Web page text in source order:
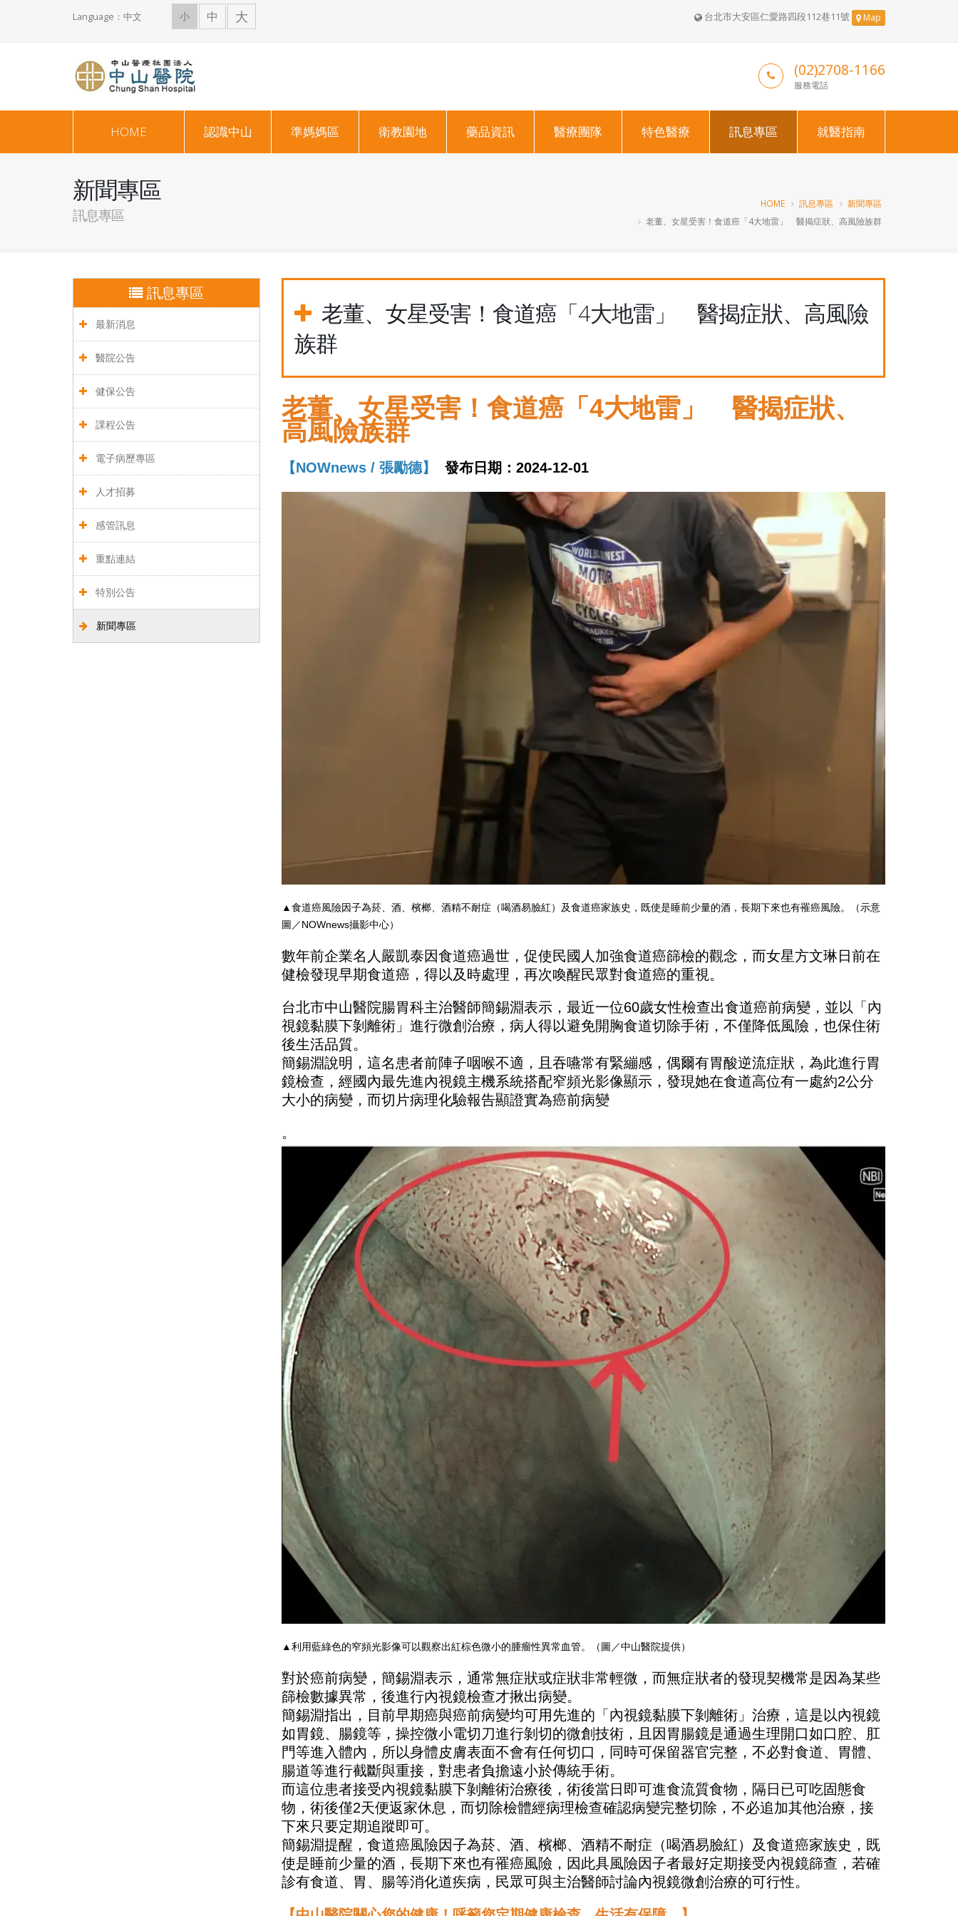
Language：中文 小 中 大 台北市大安區仁愛路四段112巷11號 Map
(02)2708-1166
服務電話
HOME 認識中山 準媽媽區 衛教園地 藥品資訊 醫療團隊 特色醫療 訊息專區 就醫指南
新聞專區
訊息專區
HOME 訊息專區
新聞專區
老董、女星受害！食道癌「4大地雷」 醫揭症狀、高風險族群
訊息專區
最新消息
醫院公告
健保公告
課程公告
電子病歷專區
人才招募
感管訊息
重點連結
特別公告
新聞專區
老董、女星受害！食道癌「4大地雷」 醫揭症狀、高風險
族群
老董、女星受害！食道癌「4大地雷」 醫揭症狀、
高風險族群
【NOWnews / 張勵德】 發布日期：2024-12-01
▲食道癌風險因子為菸、酒、檳榔、酒精不耐症（喝酒易臉紅）及食道癌家族史，既使是睡前少量的酒，長期下來也有罹癌風險。（示意
圖／NOWnews攝影中心）
數年前企業名人嚴凱泰因食道癌過世，促使民國人加強食道癌篩檢的觀念，而女星方文琳日前在
健檢發現早期食道癌，得以及時處理，再次喚醒民眾對食道癌的重視。
台北市中山醫院腸胃科主治醫師簡錫淵表示，最近一位60歲女性檢查出食道癌前病變，並以「內
視鏡黏膜下剝離術」進行微創治療，病人得以避免開胸食道切除手術，不僅降低風險，也保住術
後生活品質。
簡錫淵說明，這名患者前陣子咽喉不適，且吞嚥常有緊繃感，偶爾有胃酸逆流症狀，為此進行胃
鏡檢查，經國內最先進內視鏡主機系統搭配窄頻光影像顯示，發現她在食道高位有一處約2公分
大小的病變，而切片病理化驗報告顯證實為癌前病變
。
▲利用藍綠色的窄頻光影像可以觀察出紅棕色微小的腫瘤性異常血管。（圖／中山醫院提供）
對於癌前病變，簡錫淵表示，通常無症狀或症狀非常輕微，而無症狀者的發現契機常是因為某些
篩檢數據異常，後進行內視鏡檢查才揪出病變。
簡錫淵指出，目前早期癌與癌前病變均可用先進的「內視鏡黏膜下剝離術」治療，這是以內視鏡
如胃鏡、腸鏡等，操控微小電切刀進行剝切的微創技術，且因胃腸鏡是通過生理開口如口腔、肛
門等進入體內，所以身體皮膚表面不會有任何切口，同時可保留器官完整，不必對食道、胃體、
腸道等進行截斷與重接，對患者負擔遠小於傳統手術。
而這位患者接受內視鏡黏膜下剝離術治療後，術後當日即可進食流質食物，隔日已可吃固態食
物，術後僅2天便返家休息，而切除檢體經病理檢查確認病變完整切除，不必追加其他治療，接
下來只要定期追蹤即可。
簡錫淵提醒，食道癌風險因子為菸、酒、檳榔、酒精不耐症（喝酒易臉紅）及食道癌家族史，既
使是睡前少量的酒，長期下來也有罹癌風險，因此具風險因子者最好定期接受內視鏡篩查，若確
診有食道、胃、腸等消化道疾病，民眾可與主治醫師討論內視鏡微創治療的可行性。